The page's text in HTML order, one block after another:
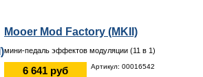
Mooer Mod Factory (MKII)
мини-педаль эффектов модуляции (11 в 1)
6 641 руб Артикул: 00016542